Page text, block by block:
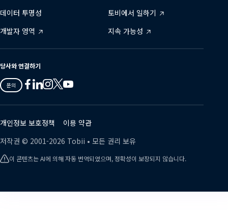
데이터 투명성
토비에서 일하기
개발자 영역
지속 가능성
당사와 연결하기
문의
Tobii
on
Facebook
Tobii
on
Linkedin
Tobii
on
Instagram
Tobii
on
Twitter
Tobii
on
Youtube
개인정보 보호정책
이용 약관
저작권 © 2001-2026 Tobii • 모든 권리 보유
이 콘텐츠는 AI에 의해 자동 번역되었으며, 정확성이 보장되지 않습니다.